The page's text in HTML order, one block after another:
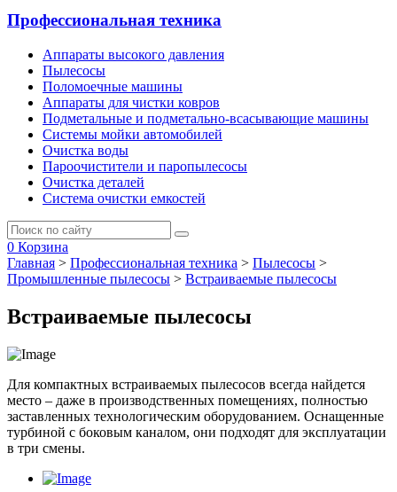
Профессиональная техника
Аппараты высокого давления
Пылесосы
Поломоечные машины
Аппараты для чистки ковров
Подметальные и подметально-всасывающие машины
Системы мойки автомобилей
Очистка воды
Пароочистители и паропылесосы
Очистка деталей
Система очистки емкостей
0 Корзина
Главная > Профессиональная техника > Пылесосы >
Промышленные пылесосы > Встраиваемые пылесосы
Встраиваемые пылесосы
Для компактных встраиваемых пылесосов всегда найдется
место – даже в производственных помещениях, полностью
заставленных технологическим оборудованием. Оснащенные
турбиной с боковым каналом, они подходят для эксплуатации
в три смены.